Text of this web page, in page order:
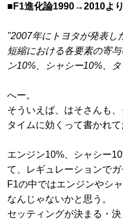
■F1進化論1990→2010よ
"2007年にトヨタが発表し
短縮における各要素の寄
ン10%、シャシー10%、
へー。
そういえば、はそさんも
タイムに効くって書かれて
エンジン10%、シャシー
て、レギュレーションで
F1の中ではエンジンやシ
なんじゃないかと思う。
セッティングが決まる・